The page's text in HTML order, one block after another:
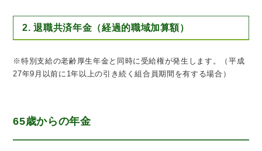
2. 退職共済年金（経過的職域加算額）
※特別支給の老齢厚生年金と同時に受給権が発生します。（平成
27年9月以前に1年以上の引き続く組合員期間を有する場合）
65歳からの年金